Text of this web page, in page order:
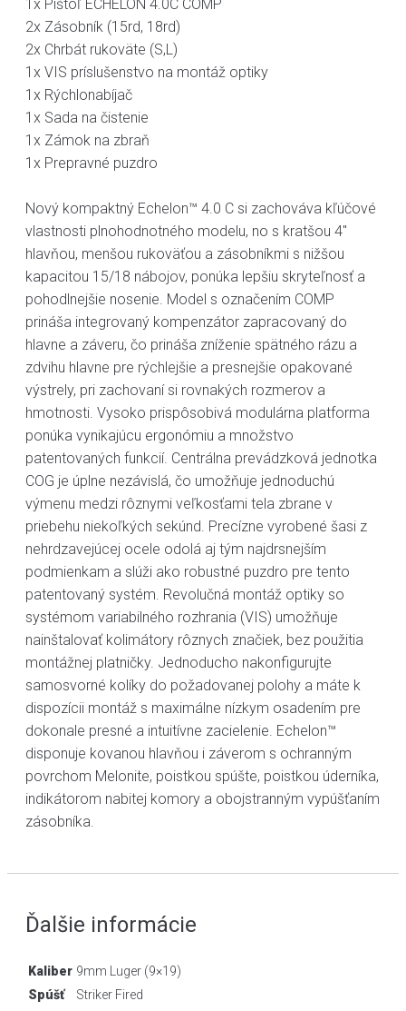
1x Pištoľ ECHELON 4.0C COMP
2x Zásobník (15rd, 18rd)
2x Chrbát rukoväte (S,L)
1x VIS príslušenstvo na montáž optiky
1x Rýchlonabíjač
1x Sada na čistenie
1x Zámok na zbraň
1x Prepravné puzdro
Nový kompaktný Echelon™ 4.0 C si zachováva kľúčové
vlastnosti plnohodnotného modelu, no s kratšou 4"
hlavňou, menšou rukoväťou a zásobníkmi s nižšou
kapacitou 15/18 nábojov, ponúka lepšiu skryteľnosť a
pohodlnejšie nosenie. Model s označením COMP
prináša integrovaný kompenzátor zapracovaný do
hlavne a záveru, čo prináša zníženie spätného rázu a
zdvihu hlavne pre rýchlejšie a presnejšie opakované
výstrely, pri zachovaní si rovnakých rozmerov a
hmotnosti. Vysoko prispôsobivá modulárna platforma
ponúka vynikajúcu ergonómiu a množstvo
patentovaných funkcií. Centrálna prevádzková jednotka
COG je úplne nezávislá, čo umožňuje jednoduchú
výmenu medzi rôznymi veľkosťami tela zbrane v
priebehu niekoľkých sekúnd. Precízne vyrobené šasi z
nehrdzavejúcej ocele odolá aj tým najdrsnejším
podmienkam a slúži ako robustné puzdro pre tento
patentovaný systém. Revolučná montáž optiky so
systémom variabilného rozhrania (VIS) umožňuje
nainštalovať kolimátory rôznych značiek, bez použitia
montážnej platničky. Jednoducho nakonfigurujte
samosvorné kolíky do požadovanej polohy a máte k
dispozícii montáž s maximálne nízkym osadením pre
dokonale presné a intuitívne zacielenie. Echelon™
disponuje kovanou hlavňou i záverom s ochranným
povrchom Melonite, poistkou spúšte, poistkou úderníka,
indikátorom nabitej komory a obojstranným vypúšťaním
zásobníka.
Ďalšie informácie
Kaliber 9mm Luger (9×19)
Spúšť
Striker Fired